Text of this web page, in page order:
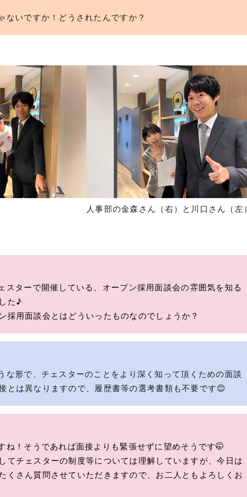
ないですか！どうされたんですか？
人事部の金森さん（右）と川口さん（左）
スターで開催している、オープン採用面談会の雰囲気を知る
た♪
採用面談会とはどういったものなのでしょうか？
な形で、チェスターのことをより深く知って頂くための面談
とは異なりますので、履歴書等の選考書類も不要です😊
ね！そうであれば面接よりも緊張せずに望めそうです🤭
てチェスターの制度等については理解していますが、今日は
くさん質問させていただきますので、お二人ともよろしくお